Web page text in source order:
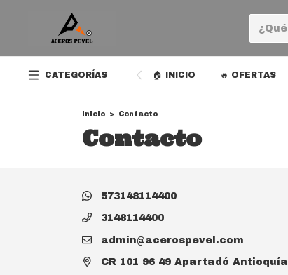
CATEGORÍAS 🏠 INICIO 🔥 OFERTAS
Inicio > Contacto
Contacto
573148114400
3148114400
admin@acerospevel.com
CR 101 96 49 Apartadó Antioquía